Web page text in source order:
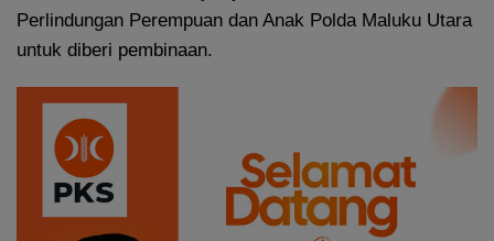
Perlindungan Perempuan dan Anak Polda Maluku Utara
untuk diberi pembinaan.